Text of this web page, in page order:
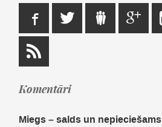
Komentāri
Miegs – salds un nepieciešams